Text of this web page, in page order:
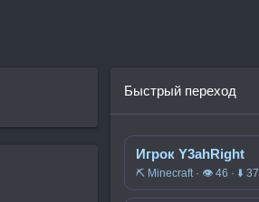
Быстрый переход
Игрок Y3ahRight
⛏️ Minecraft · 👁 46 · ⬇ 37